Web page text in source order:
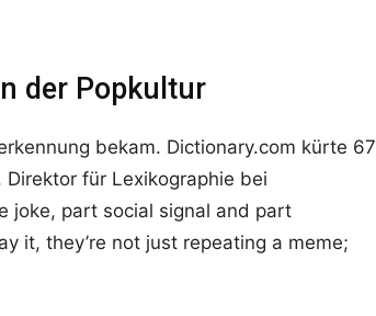
der Popkultur
bekam. Dictionary.com kürte 67
für Lexikographie bei
joke, part social signal and part
it, they’re not just repeating a meme;